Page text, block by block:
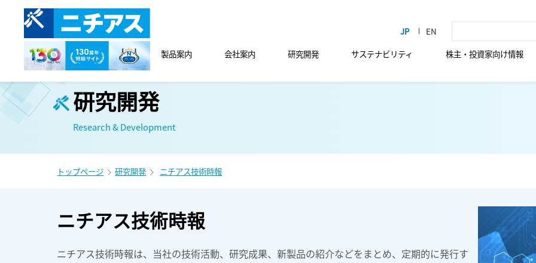
製品案内 会社案内 研究開発 サステナビリティ 株主・投資家向け情報
研究開発
Research & Development
トップページ 研究開発 ニチアス技術時報
ニチアス技術時報
ニチアス技術時報は、当社の技術活動、研究成果、新製品の紹介などをまとめ、定期的に発行す